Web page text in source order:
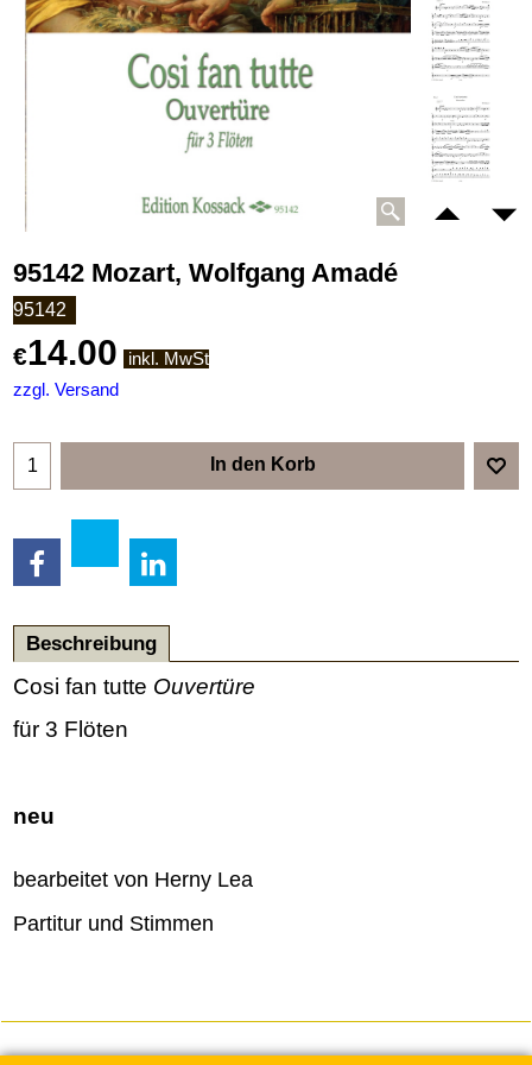
95142 Mozart, Wolfgang Amadé
95142
€14.00
inkl. MwSt
zzgl. Versand
In den Korb
Beschreibung
Cosi fan tutte Ouvertüre
für 3 Flöten
neu
bearbeitet von Herny Lea
Partitur und Stimmen